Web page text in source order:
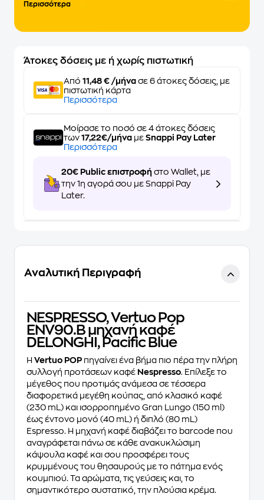
Περισσότερα
Άτοκες δόσεις με ή χωρίς πιστωτική
Από 11,48 € /μήνα σε 6 άτοκες δόσεις, με
πιστωτική κάρτα
Περισσότερα
Μοίρασε το ποσό σε 4 άτοκες δόσεις
των 17,22€/μήνα με Snappi Pay Later
Περισσότερα
20€ Public επιστροφή στο Wallet, με
την 1η αγορά σου με Snappi Pay
Later.
Αναλυτική Περιγραφή
NESPRESSO, Vertuo Pop
ENV90.B μηχανή καφέ
DELONGHI, Pacific Blue
Η Vertuo POP πηγαίνει ένα βήμα πιο πέρα την πλήρη
συλλογή προτάσεων καφέ Nespresso. Επίλεξε το
μέγεθος που προτιμάς ανάμεσα σε τέσσερα
διαφορετικά μεγέθη κούπας, από κλασικό καφέ
(230 mL) και ισορροπημένο Gran Lungo (150 ml)
έως έντονο μονό (40 mL) ή διπλό (80 mL)
Espresso. Η μηχανή καφέ διαβάζει το barcode που
αναγράφεται πάνω σε κάθε ανακυκλώσιμη
κάψουλα καφέ και σου προσφέρει τους
κρυμμένους του θησαυρούς με το πάτημα ενός
κουμπιού. Τα αρώματα, τις γεύσεις και, το
σημαντικότερο συστατικό, την πλούσια κρέμα.